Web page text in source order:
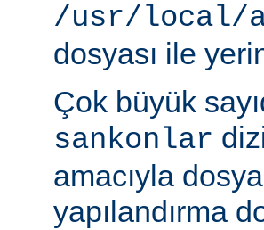
/usr/local/
dosyası ile
Çok büyük
sankonlar
amacıyla
yapılandırma